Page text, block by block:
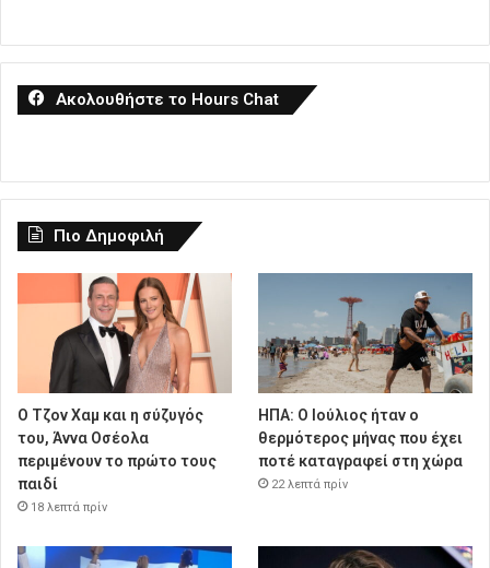
Ακολουθήστε το Hours Chat
Πιο Δημοφιλή
Ο Τζον Χαμ και η σύζυγός
του, Άννα Οσέολα
περιμένουν το πρώτο τους
παιδί
18 λεπτά πρίν
ΗΠΑ: Ο Ιούλιος ήταν ο
θερμότερος μήνας που έχει
ποτέ καταγραφεί στη χώρα
22 λεπτά πρίν